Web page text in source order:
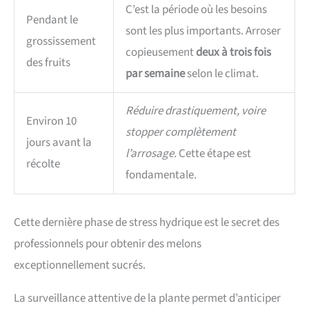
Pendant le
grossissement
des fruits
C’est la période où les besoins
sont les plus importants. Arroser
copieusementdeux à trois fois
par semaineselon le climat.
Environ 10
jours avant la
récolte
Réduire drastiquement, voire
stopper complètement
l’arrosage.Cette étape est
fondamentale.
Cette dernière phase de stress hydrique est le secret des
professionnels pour obtenir des melons
exceptionnellement sucrés.
La surveillance attentive de la plante permet d’anticiper